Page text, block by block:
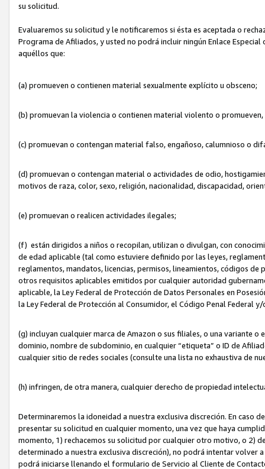
su solicitud.
Evaluaremos su solicitud y le notificaremos si ésta es aceptada o
Programa de Afiliados, y usted no podrá incluir ningún Enlace
aquéllos que:
(a) promueven o contienen material sexualmente explícito u obsceno;
(b) promuevan la violencia o contienen material violento o
(c) promuevan o contengan material falso, engañoso, calumnioso o
(d) promuevan o contengan material o actividades de odio,
motivos de raza, color, sexo, religión, nacionalidad, discapacidad,
(e) promuevan o realicen actividades ilegales;
(f) están dirigidos a niños o recopilan, utilizan o divulgan, con
de edad aplicable (tal como estuviere definido por las leyes,
reglamentos, mandatos, licencias, permisos, lineamientos, códigos
otros requisitos aplicables emitidos por cualquier autoridad
aplicable, la Ley Federal de Protección de Datos Personales en
la Ley Federal de Protección al Consumidor, el Código Penal Federal
(g) incluyan cualquier marca de Amazon o sus filiales, o una variante
dominio, nombre de subdominio, en cualquier “etiqueta” o ID de
cualquier sitio de redes sociales (consulte una lista no exhaustiva de
(h) infringen, de otra manera, cualquier derecho de propiedad
Determinaremos la idoneidad a nuestra exclusiva discreción. En caso
presentar su solicitud en cualquier momento, una vez que haya
momento, 1) rechacemos su solicitud por cualquier otro motivo, o 2)
determinado a nuestra exclusiva discreción), no podrá intentar volver
podrá iniciarse llenando el formulario de Servicio al Cliente de